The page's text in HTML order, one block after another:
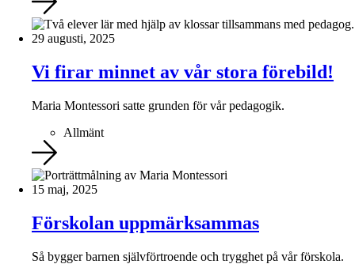
29 augusti, 2025
Vi firar minnet av vår stora förebild!
Maria Montessori satte grunden för vår pedagogik.
Allmänt
15 maj, 2025
Förskolan uppmärksammas
Så bygger barnen självförtroende och trygghet på vår förskola.